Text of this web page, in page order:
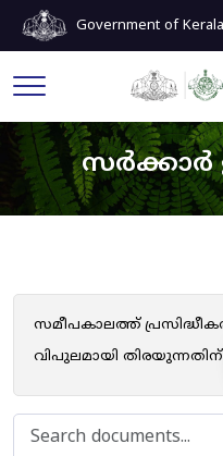
Government of Kerala
സമീപകാലത്ത്
വിപുലമായി തിരയുന്നതിന്